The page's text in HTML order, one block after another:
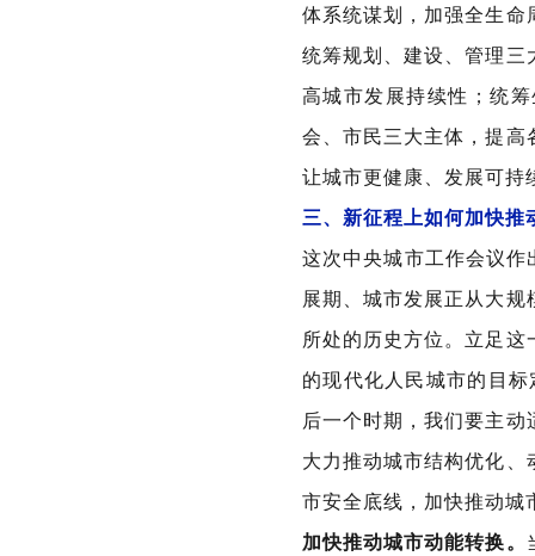
体系统谋划，加强全生
统筹规划、建设、管理
高城市发展持续性；统
会、市民三大主体，提
让城市更健康、发展可持
三、新征程上如何加快推
这次中央城市工作会议
展期、城市发展正从大
所处的历史方位。立足
的现代化人民城市的目
后一个时期，我们要主
大力推动城市结构优化
市安全底线，加快推动城
加快推动城市动能转换。